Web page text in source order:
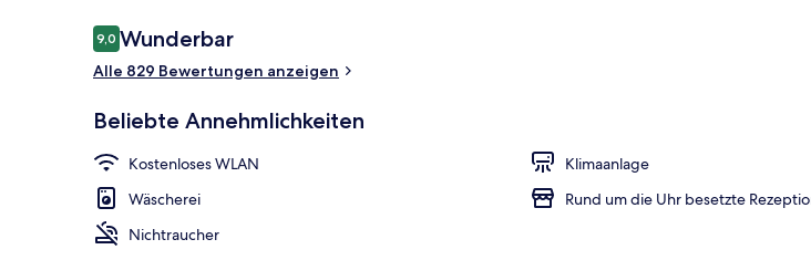
Bewertungen
9,09,0 von 10.
Wunderbar
Alle 829 Bewertungen anzeigen
Beliebte Annehmlichkeiten
Kostenloses WLAN
Klimaanlage
Wäscherei
Rund um die Uhr besetzte
Nichtraucher